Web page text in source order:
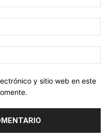
y sitio web en este